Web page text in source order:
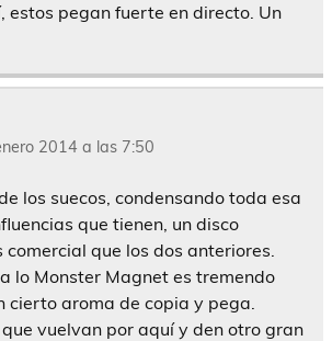
estos pegan fuerte en directo. Un
2014 a las 7:50
los suecos, condensando toda esa
que tienen, un disco
comercial que los dos anteriores.
lo Monster Magnet es tremendo
cierto aroma de copia y pega.
vuelvan por aquí y den otro gran